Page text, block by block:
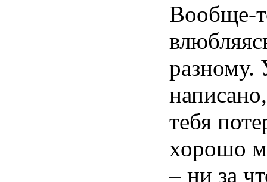
Вообще-
разному.
тебя
хорошо
– ни за